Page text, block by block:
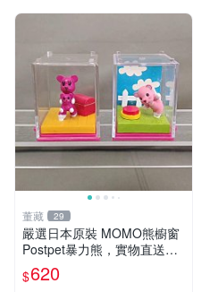
董藏 29
嚴選日本原裝 MOMO熊櫥窗
Postpet暴力熊，實物直送新
臺灣。MOMO熊 暴力熊 熊貓
櫥窗
$620